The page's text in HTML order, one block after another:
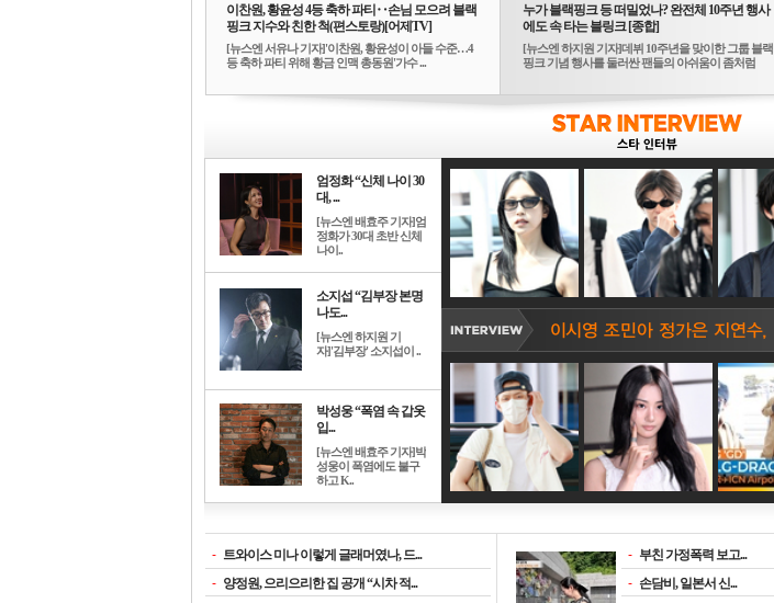
이찬원, 황윤성 4등 축하 파티‥손님 모으려 블랙
핑크 지수와 친한 척(편스토랑)[어제TV]
[뉴스엔 서유나 기자]'이찬원, 황윤성이 아들 수준…4
등 축하 파티 위해 황금 인맥 총동원'가수 ...
누가 블랙핑크 등 떠밀었나? 완전체 10주년 행사
에도 속 타는 블링크 [종합]
[뉴스엔 하지원 기자]데뷔 10주년을 맞이한 그룹 블랙
핑크 기념 행사를 둘러싼 팬들의 아쉬움이 좀처럼
엄정화 “신체 나이 30
대, ...
[뉴스엔 배효주 기자]엄
정화가 30대 초반 신체
나이..
소지섭 “김부장 본명
나도...
[뉴스엔 하지원 기
자]'김부장' 소지섭이 ..
박성웅 “폭염 속 갑옷
입...
[뉴스엔 배효주 기자]박
성웅이 폭염에도 불구
하고 K..
- 트와이스 미나 이렇게 글래머였나, 드...
- 양정원, 으리으리한 집 공개 “시차 적...
- 부친 가정폭력 보고...
- 손담비, 일본서 신...